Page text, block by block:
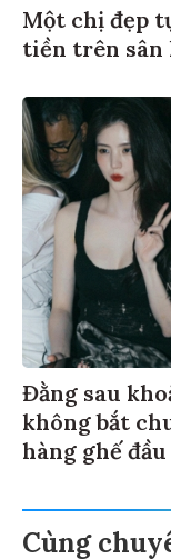
Một chị đẹp
tiền trên sân
Đằng sau
không bắt
hàng ghế
Cùng